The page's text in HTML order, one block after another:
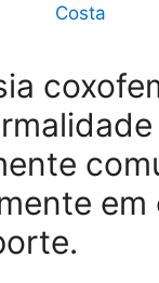
Costa
em